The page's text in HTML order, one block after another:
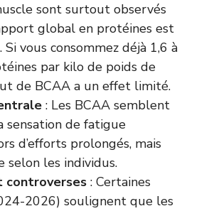
sont surtout observés
global en protéines est
Si vous consommez déjà 1,6 à
par kilo de poids de
de BCAA a un effet limité.
: Les BCAA semblent
sensation de fatigue
d’efforts prolongés, mais
selon les individus.
controverses : Certaines
2026) soulignent que les